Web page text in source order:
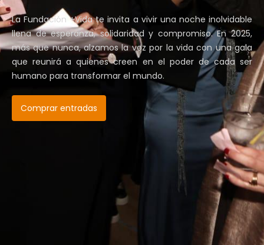
La Fundación +Vida te invita a vivir una noche inolvidable
llena de esperanza, solidaridad y compromiso. En 2025,
más que nunca, alzamos la voz por la vida con una gala
que reunirá a quienes creen en el poder de cada ser
humano para transformar el mundo.
Comprar entradas